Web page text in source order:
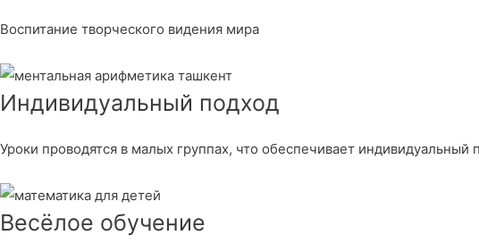
Воспитание творческого видения мира
Индивидуальный подход
Уроки проводятся в малых группах, что обеспечивает
Весёлое обучение